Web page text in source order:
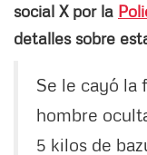
social X por la
detalles sobre
Se le cayó la
hombre
5 kilos de